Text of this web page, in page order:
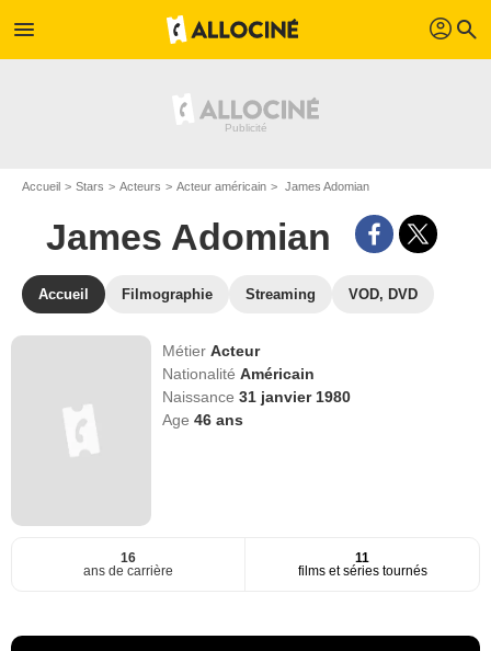
menu profil search
Accueil Stars Acteurs Acteur américain James Adomian
James Adomian
Accueil Filmographie Streaming VOD, DVD
MétierActeur
NationalitéAméricain
Naissance31 janvier 1980
Age46 ans
16
ans de carrière
11
films et séries tournés